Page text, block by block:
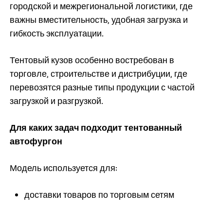
городской и межрегиональной логистики, где
важны вместительность, удобная загрузка и
гибкость эксплуатации.
Тентовый кузов особенно востребован в
торговле, строительстве и дистрибуции, где
перевозятся разные типы продукции с частой
загрузкой и разгрузкой.
Для каких задач подходит тентованный
автофургон
Модель используется для:
доставки товаров по торговым сетям